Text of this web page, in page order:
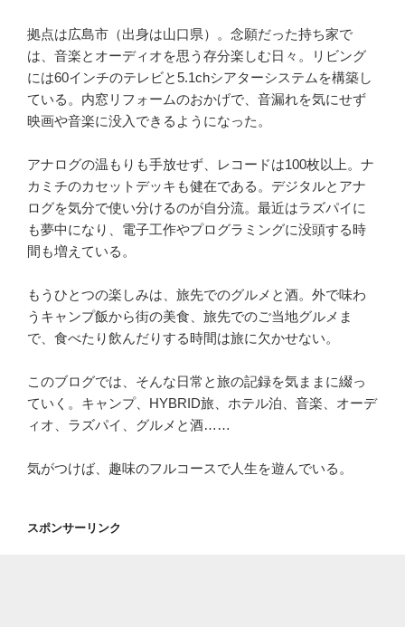
拠点は広島市（出身は山口県）。念願だった持ち家で
は、音楽とオーディオを思う存分楽しむ日々。リビング
には60インチのテレビと5.1chシアターシステムを構築し
ている。内窓リフォームのおかげで、音漏れを気にせず
映画や音楽に没入できるようになった。
アナログの温もりも手放せず、レコードは100枚以上。ナ
カミチのカセットデッキも健在である。デジタルとアナ
ログを気分で使い分けるのが自分流。最近はラズパイに
も夢中になり、電子工作やプログラミングに没頭する時
間も増えている。
もうひとつの楽しみは、旅先でのグルメと酒。外で味わ
うキャンプ飯から街の美食、旅先でのご当地グルメま
で、食べたり飲んだりする時間は旅に欠かせない。
このブログでは、そんな日常と旅の記録を気ままに綴っ
ていく。キャンプ、HYBRID旅、ホテル泊、音楽、オーデ
ィオ、ラズパイ、グルメと酒……
気がつけば、趣味のフルコースで人生を遊んでいる。
スポンサーリンク